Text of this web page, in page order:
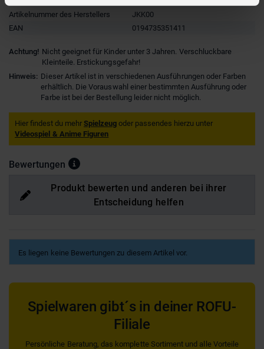
Artikelnummer des Herstellers
JKK00
EAN
0194735351411
Achtung! Nicht geeignet für Kinder unter 3 Jahren. Verschluckbare
Kleinteile. Erstickungsgefahr!
Hinweis: Dieser Artikel ist in verschiedenen Ausführungen oder Farben
erhältlich. Die Vorauswahl einer bestimmten Ausführung oder
Farbe ist bei der Bestellung leider nicht möglich.
Hier findest du mehr Spielzeug oder passendes hierzu unter
Videospiel & Anime Figuren
Bewertungen
Produkt bewerten und anderen bei ihrer
Entscheidung helfen
Es liegen keine Bewertungen zu diesem Artikel vor.
Spielwaren gibt´s in deiner ROFU-
Filiale
Persönliche Beratung, das komplette Sortiment und alle Vorteile